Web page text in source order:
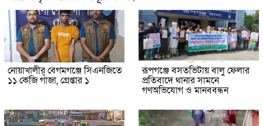
নোয়াখালীর বেগমগঞ্জে সিএনজিতে
১১ কেজি গাঁজা, গ্রেপ্তার ১
রূপগঞ্জে বসতভিটায় বালু ফেলার
প্রতিবাদে থানার সামনে
গণঅভিযোগ ও মানববন্ধন